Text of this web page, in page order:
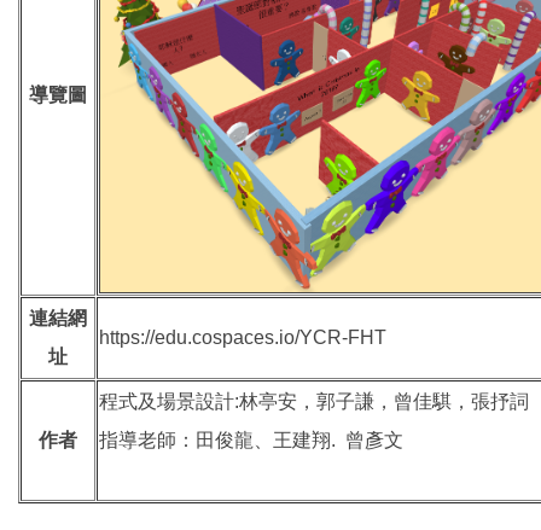
導覽圖
連結網
址
https://edu.cospaces.io/YCR-FHT
作者
程式及場景設計:林亭安，郭子謙，曾佳騏，張抒詞
指導老師：田俊龍、王建翔. 曾彥文